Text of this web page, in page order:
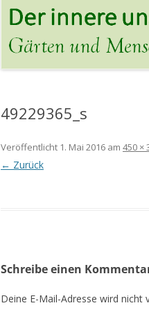
49229365_s
Veröffentlicht 1. Mai 2016 am 450 ×
← Zurück
Schreibe einen
Deine E-Mail-Adresse wird nicht